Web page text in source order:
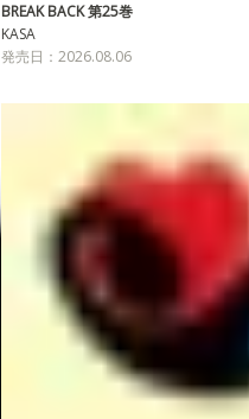
BREAK BACK 第25巻
KASA
発売日：2026.08.06